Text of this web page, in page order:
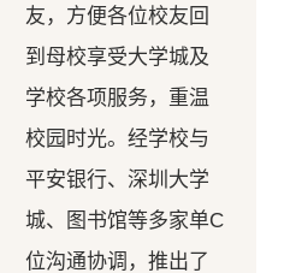
友，方便各位校友回
到母校享受大学城及
学校各项服务，重温
校园时光。经学校与
平安银行、深圳大学
城、图书馆等多家单C
位沟通协调，推出了